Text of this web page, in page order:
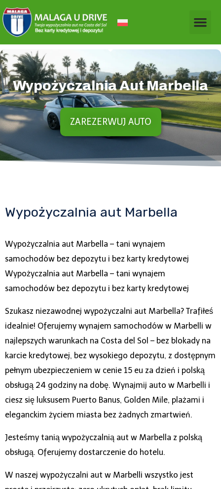
Wypożyczalnia Aut Marbella
ZAREZERWUJ AUTO
Wypożyczalnia aut Marbella
Wypożyczalnia aut Marbella – tani wynajem
samochodów bez depozytu i bez karty kredytowej
Wypożyczalnia aut Marbella – tani wynajem
samochodów bez depozytu i bez karty kredytowej
Szukasz niezawodnej wypożyczalni aut Marbella? Trafiłeś
idealnie! Oferujemy wynajem samochodów w Marbelli w
najlepszych warunkach na Costa del Sol – bez blokady na
karcie kredytowej, bez wysokiego depozytu, z dostępnym
pełnym ubezpieczeniem w cenie 15 eu za dzień i polską
obsługą 24 godziny na dobę. Wynajmij auto w Marbelli i
ciesz się luksusem Puerto Banus, Golden Mile, plażami i
eleganckim życiem miasta bez żadnych zmartwień.
Jesteśmy tanią wypożyczalnią aut w Marbella z polską
obsługą. Oferujemy dostarczenie do hotelu.
W naszej wypożyczalni aut w Marbelli wszystko jest